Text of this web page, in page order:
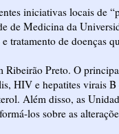
iniciativas locais de
de Medicina da
tratamento de doenças
Ribeirão Preto. O
HIV e hepatites virais
Além disso, as
los sobre as